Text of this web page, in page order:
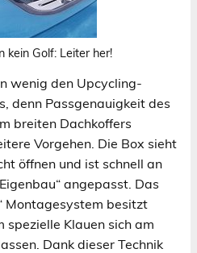
kein Golf: Leiter her!
wenig den Upcycling-
denn Passgenauigkeit des
breiten Dachkoffers
Vorgehen. Die Box sieht
öffnen und ist schnell an
angepasst. Das
Montagesystem besitzt
spezielle Klauen sich am
Dank dieser Technik